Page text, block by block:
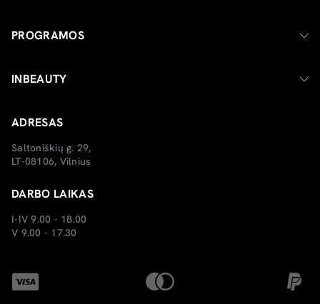
PROGRAMOS
INBEAUTY
ADRESAS
Saltoniškių g. 29,
LT-08106, Vilnius
DARBO LAIKAS
I-IV 9.00 - 18.00
V 9.00 - 17.30